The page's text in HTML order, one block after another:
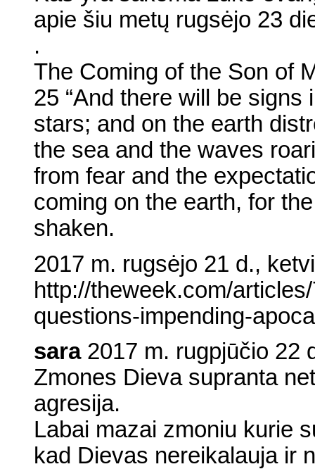
apie šiu metų rugsėjo 23
.
The Coming of the Son of
25 “And there will be
stars; and on the earth
the sea and the waves
from fear and the
coming on the earth, for
shaken.
2017 m. rugsėjo 21 d.,
http://theweek.com/
questions-impending-
sara2017 m. rugpjūčio 22
Zmones Dieva supranta
agresija.
Labai mazai zmoniu kurie
kad Dievas nereikalauja ir